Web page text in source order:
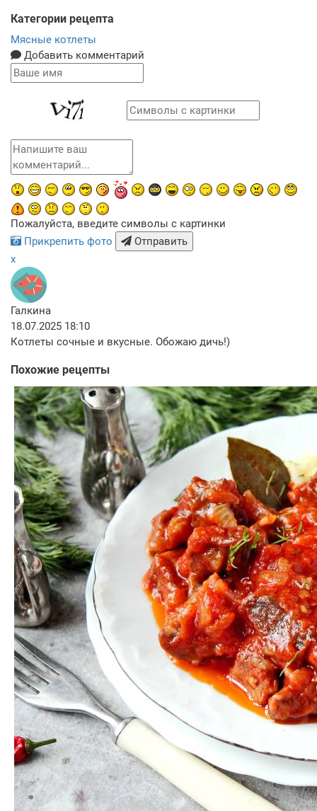
Категории рецепта
Мясные котлеты
Добавить комментарий
Пожалуйста, введите символы с картинки
Прикрепить фото
Отправить
x
Галкина
18.07.2025 18:10
Котлеты сочные и вкусные. Обожаю дичь!)
Похожие рецепты